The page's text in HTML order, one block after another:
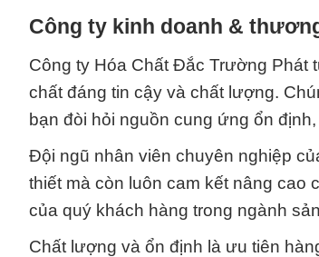
Công ty kinh doanh &
Công ty Hóa Chất Đắc Trường Phát
chất đáng tin cậy và chất lượng.
bạn đòi hỏi nguồn cung ứng ổn
Đội ngũ nhân viên chuyên nghiệp
thiết mà còn luôn cam kết nâng cao
của quý khách hàng trong ngành
Chất lượng và ổn định là ưu tiên